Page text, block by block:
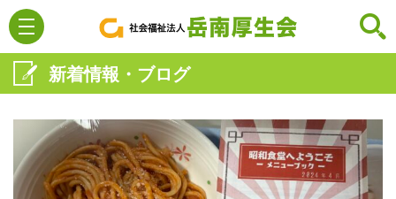
新着情報・ブログ